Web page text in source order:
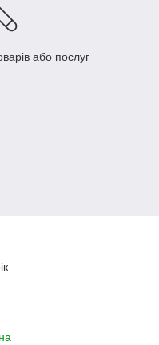
або послуг